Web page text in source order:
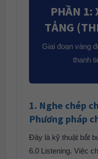
PHẦN 1:
TẢNG
Giai đoạn vàng
thanh
1. Nghe chép
Phương pháp
Đây là kỹ thuật bắt
6.0 Listening. Việc